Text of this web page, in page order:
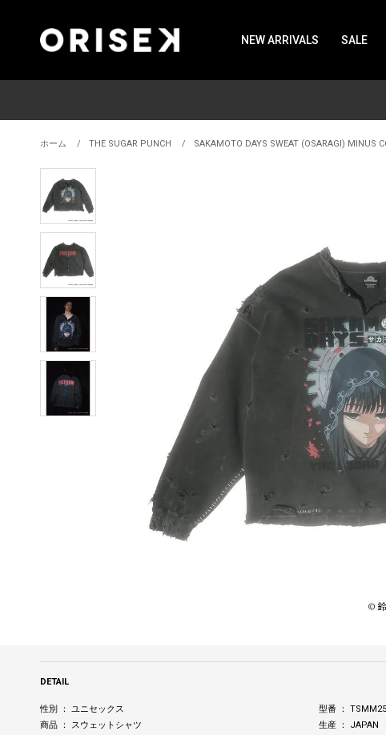
NEW ARRIVALS SALE
ホーム THE SUGAR PUNCH SAKAMOTO DAYS SWEAT (OSARAGI) MINUS
DETAIL
性別 ： ユニセックス
商品 ： スウェットシャツ
型番 ：
生産 ： JAPAN